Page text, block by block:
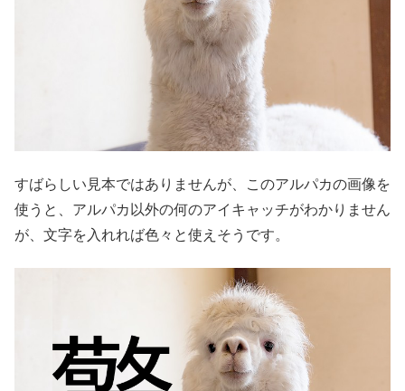
すばらしい見本ではありませんが、このアルパカの画像を
使うと、アルパカ以外の何のアイキャッチがわかりません
が、文字を入れれば色々と使えそうです。